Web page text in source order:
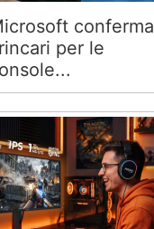
conferma
per le